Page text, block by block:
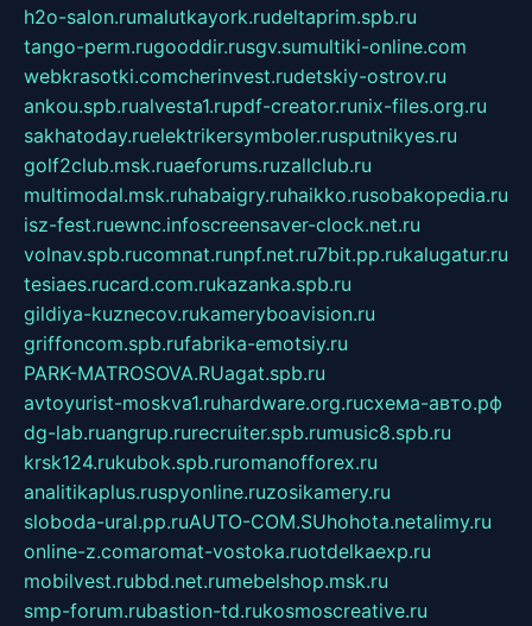
h2o-salon.rumalutkayork.rudeltaprim.spb.ru
tango-perm.rugooddir.rusgv.sumultiki-online.com
webkrasotki.comcherinvest.rudetskiy-ostrov.ru
ankou.spb.rualvesta1.rupdf-creator.runix-files.org.ru
sakhatoday.ruelektrikersymboler.rusputnikyes.ru
golf2club.msk.ruaeforums.ruzallclub.ru
multimodal.msk.ruhabaigry.ruhaikko.rusobakopedia.ru
isz-fest.ruewnc.infoscreensaver-clock.net.ru
volnav.spb.rucomnat.runpf.net.ru7bit.pp.rukalugatur.ru
tesiaes.rucard.com.rukazanka.spb.ru
gildiya-kuznecov.rukameryboavision.ru
griffoncom.spb.rufabrika-emotsiy.ru
PARK-MATROSOVA.RUagat.spb.ru
avtoyurist-moskva1.ruhardware.org.ruсхема-авто.рф
dg-lab.ruangrup.rurecruiter.spb.rumusic8.spb.ru
krsk124.rukubok.spb.ruromanofforex.ru
analitikaplus.ruspyonline.ruzosikamery.ru
sloboda-ural.pp.ruAUTO-COM.SUhohota.netalimy.ru
online-z.comaromat-vostoka.ruotdelkaexp.ru
mobilvest.rubbd.net.rumebelshop.msk.ru
smp-forum.rubastion-td.rukosmoscreative.ru